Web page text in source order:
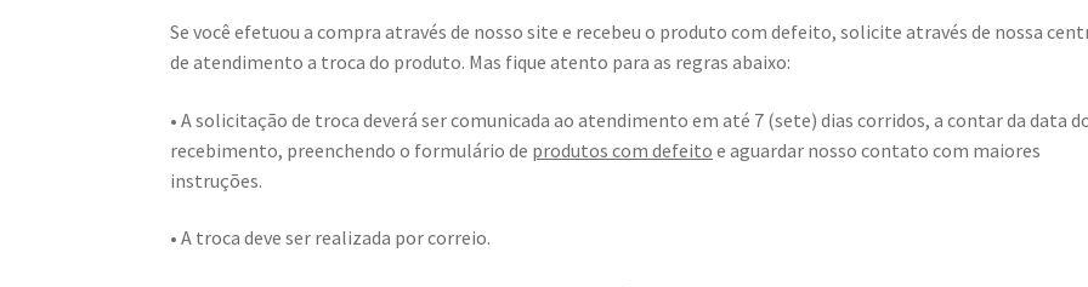
Se você efetuou a compra através de nosso site e recebeu o produto com defeito, solicite através de nossa
de atendimento a troca do produto. Mas fique atento para as regras abaixo:
• A solicitação de troca deverá ser comunicada ao atendimento em até 7 (sete) dias corridos, a contar da data
recebimento, preenchendo o formulário de produtos com defeito e aguardar nosso contato com maiores
instruções.
• A troca deve ser realizada por correio.